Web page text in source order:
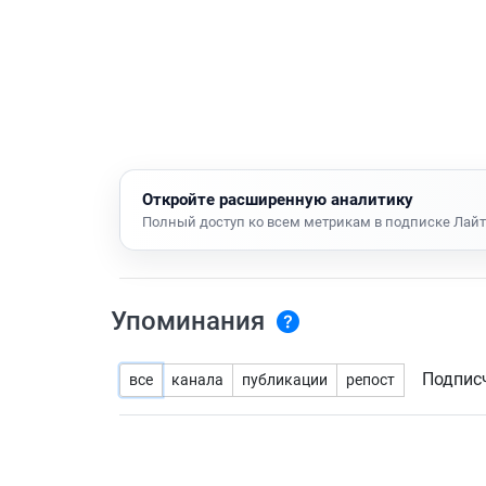
Откройте расширенную аналитику
Полный доступ ко всем метрикам в подписке Лайт
Упоминания
все канала публикации репост